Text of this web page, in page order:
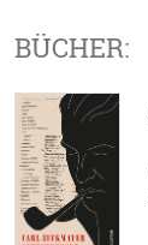
BÜCHER: